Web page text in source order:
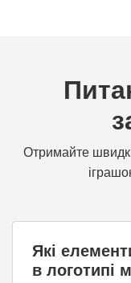
Отримайте
Які
в логотипі